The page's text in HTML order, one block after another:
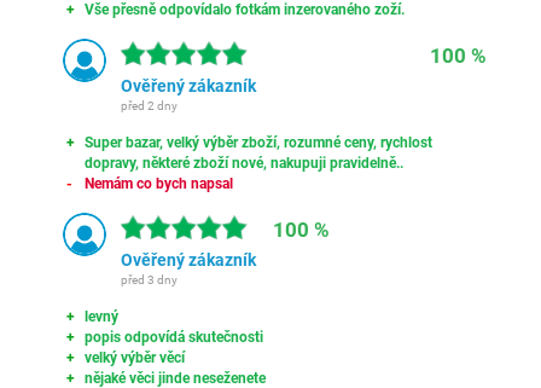
Vše přesně odpovídalo fotkám inzerovaného zoží.
100 %
Ověřený zákazník
před 2 dny
Super bazar, velký výběr zboží, rozumné ceny, rychlost
dopravy, některé zboží nové, nakupuji pravidelně..
Nemám co bych napsal
100 %
Ověřený zákazník
před 3 dny
levný
popis odpovídá skutečnosti
velký výběr věcí
nějaké věci jinde neseženete